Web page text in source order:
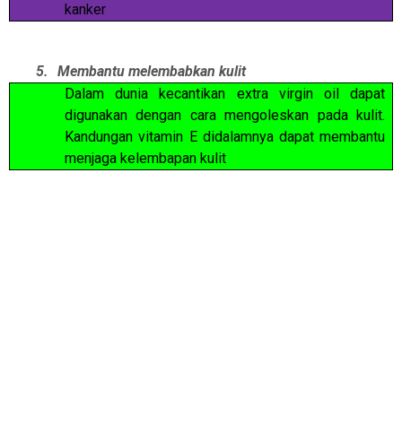
kanker
5.
Membantu melembabkan kulit
Dalam dunia kecantikan extra virgin oil dapat
digunakan dengan cara mengoleskan pada kulit.
Kandungan vitamin E didalamnya dapat membantu
menjaga kelembapan kulit